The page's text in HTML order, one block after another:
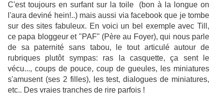
C'est toujours en surfant sur la toile (bon à la longue on
l'aura deviné hein!..) mais aussi via facebook que je tombe
sur des sites fabuleux. En voici un bel exemple avec Till,
ce papa bloggeur et "PAF" (Père au Foyer), qui nous parle
de sa paternité sans tabou, le tout articulé autour de
rubriques plutôt sympas: ras la casquette, ça sent le
vécu..., coups de pouce, coup de gueules, les miniatures
s'amusent (ses 2 filles), les test, dialogues de miniatures,
etc.. Des vraies tranches de rire parfois !